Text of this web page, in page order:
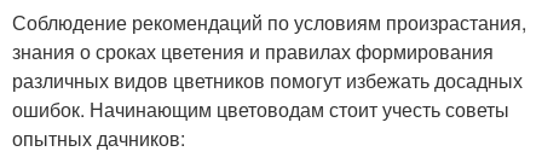
Соблюдение рекомендаций по условиям произрастания,
знания о сроках цветения и правилах формирования
различных видов цветников помогут избежать досадных
ошибок. Начинающим цветоводам стоит учесть советы
опытных дачников: